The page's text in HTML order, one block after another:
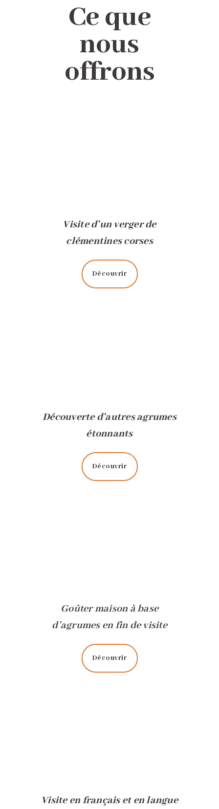
Ce que
nous
offrons
Visite d’un verger de
clémentines corses
Découvrir
Découverte d’autres agrumes
étonnants
Découvrir
Goûter maison à base
d’agrumes en fin de visite
Découvrir
Visite en français et en langue